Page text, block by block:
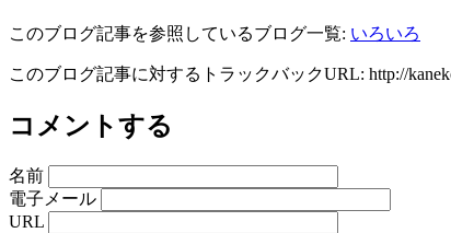
このブログ記事を参照しているブログ一覧: いろいろ
このブログ記事に対するトラックバックURL: http://
コメントする
名前
電子メール
URL